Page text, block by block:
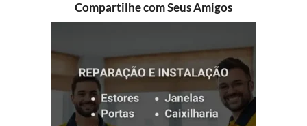
Compartilhe com Seus Amigos